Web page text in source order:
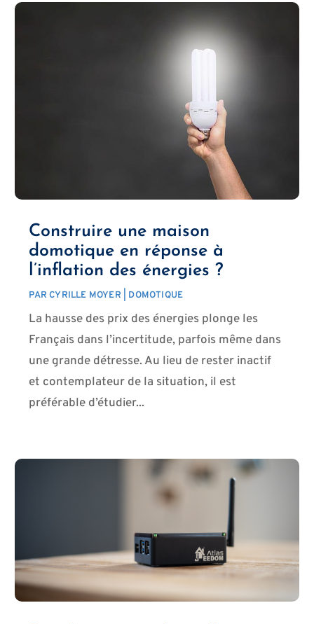
Construire une maison
domotique en réponse à
l’inflation des énergies ?
PARCYRILLE MOYER DOMOTIQUE
La hausse des prix des énergies plonge les
Français dans l’incertitude, parfois même dans
une grande détresse. Au lieu de rester inactif
et contemplateur de la situation, il est
préférable d’étudier...